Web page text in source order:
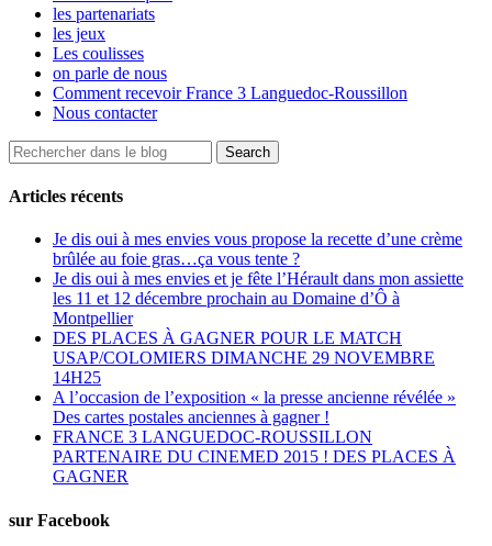
les partenariats
les jeux
Les coulisses
on parle de nous
Comment recevoir France 3 Languedoc-Roussillon
Nous contacter
Articles récents
Je dis oui à mes envies vous propose la recette d’une crème
brûlée au foie gras…ça vous tente ?
Je dis oui à mes envies et je fête l’Hérault dans mon assiette
les 11 et 12 décembre prochain au Domaine d’Ô à
Montpellier
DES PLACES À GAGNER POUR LE MATCH
USAP/COLOMIERS DIMANCHE 29 NOVEMBRE
14H25
A l’occasion de l’exposition « la presse ancienne révélée »
Des cartes postales anciennes à gagner !
FRANCE 3 LANGUEDOC-ROUSSILLON
PARTENAIRE DU CINEMED 2015 ! DES PLACES À
GAGNER
sur Facebook